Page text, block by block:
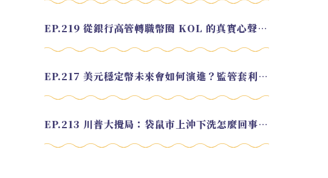
EP.219 從銀行高管轉職幣圈 KOL 的真實心聲 feat.龜大
EP.217 美元穩定幣未來會如何演進？監管套利終將收斂？feat. 研究員 余哲安
EP.213 川普大攪局：袋鼠市上沖下洗怎麼回事？feat. Alvin